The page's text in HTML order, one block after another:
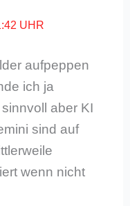
UHR
aufpeppen
ich ja
aber KI
sind auf
wenn nicht